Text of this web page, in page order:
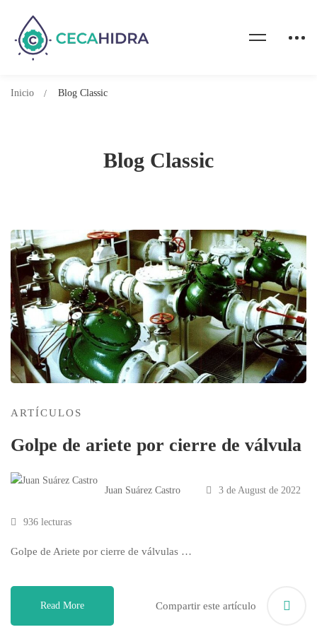
Blog Classic
Inicio Blog Classic
ARTÍCULOS
Golpe de ariete por cierre de válvula
Juan Suárez Castro 3 de August de 2022
936 lecturas
Golpe de Ariete por cierre de válvulas …
Read More Compartir este artículo